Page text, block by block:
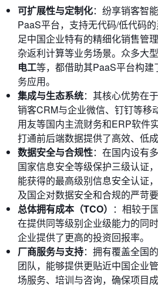
可扩展性与定制化：纷享销客智
PaaS平台，支持无代码/低代码
足中国企业特有的精细化销售管
杂返利计算等业务场景。众多大
电工等，都借助其PaaS平台构
务应用。
集成与生态系统：其核心优势在
销客CRM与企业微信、钉钉等移
用友等国内主流财务和ERP软件
打通前后端数据提供了高效、低
数据安全与合规性：在国内设有
国家信息安全等级保护三级认证
能获得的最高级别信息安全认证
及国企对数据安全和合规的严苛要
总体拥有成本（TCO） ：相较于
在提供同等级别企业级能力的同
企业提供了更高的投资回报率。
厂商服务与支持：拥有覆盖全国
团队，能够提供更贴近中国企业
场服务、培训与咨询，确保项目成